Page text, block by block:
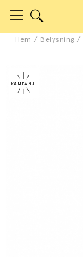
Hem / Belysning /